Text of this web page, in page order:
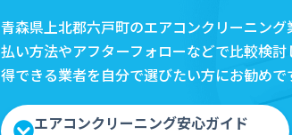
青森県上北郡六戸町のエアコンクリーニン
払い方法やアフターフォローなどで比較検
得できる業者を自分で選びたい方にお勧めで
エアコンクリーニング安心ガイド